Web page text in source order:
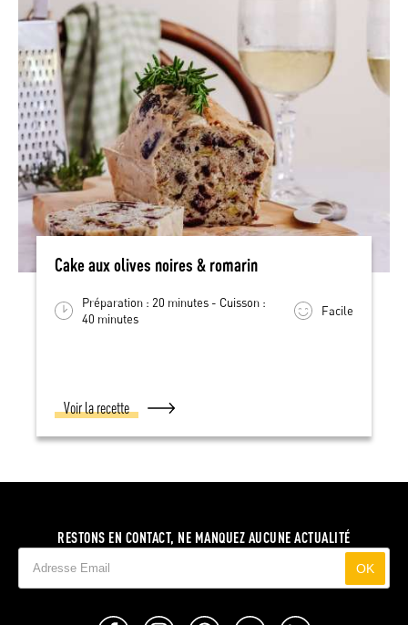
Cake aux olives noires & romarin
Préparation : 20 minutes - Cuisson :
40 minutes
Facile
Voir la recette
RESTONS EN CONTACT, NE MANQUEZ AUCUNE ACTUALITÉ
OK